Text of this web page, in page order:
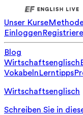
Unser Kurse
Einloggen
Blog
Wirtschaftsenglisch
VokabelnLerntipps
Wirtschaftsenglisch
Schreiben Sie in